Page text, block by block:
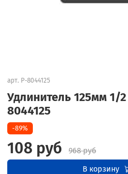
арт. P-8044125
Удлинитель 125мм 1/2
8044125
-89%
108 руб
968 руб
В корзину